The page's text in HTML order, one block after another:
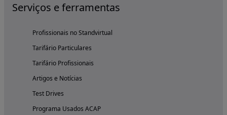
Serviços e ferramentas
Profissionais no Standvirtual
Tarifário Particulares
Tarifário Profissionais
Artigos e Notícias
Test Drives
Programa Usados ACAP